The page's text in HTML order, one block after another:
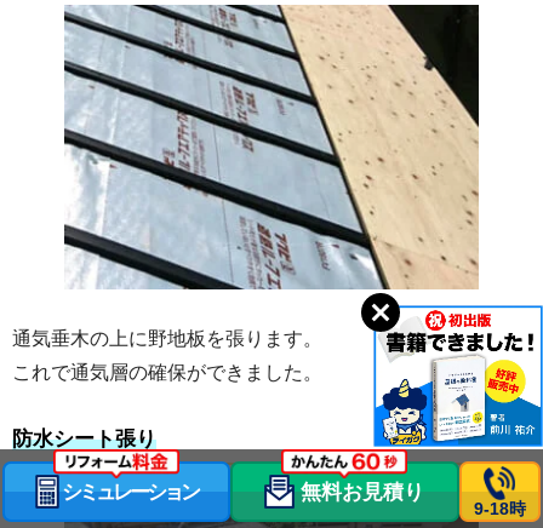
通気垂木の上に野地板を張ります。
これで通気層の確保ができました。
防水シート張り
シミュレーション 無料お見積り
9-18時